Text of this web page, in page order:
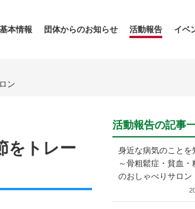
基本情報 団体からのお知らせ 活動報告 イベ
ン
をトレー
活動報告の記事
身近な病気のことを
～骨粗鬆症・貧血
のおしゃべりサロン